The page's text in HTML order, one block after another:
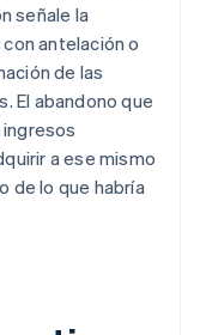
señale la
antelación o
de las
El abandono que
a ese mismo
de lo que habría